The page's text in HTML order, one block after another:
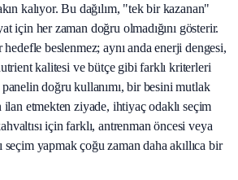
kalıyor. Bu dağılım, "tek bir kazanan"
için her zaman doğru olmadığını gösterir.
beslenmez; aynı anda enerji dengesi,
kalitesi ve bütçe gibi farklı kriterleri
doğru kullanımı, bir besini mutlak
etmekten ziyade, ihtiyaç odaklı seçim
için farklı, antrenman öncesi veya
yapmak çoğu zaman daha akıllıca bir